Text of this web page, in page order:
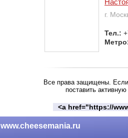
г.
Тел.:
Все права защищены. Если
поставить
<a href="https://
www.cheesemania.ru